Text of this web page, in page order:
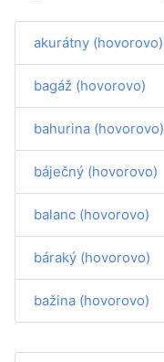
akurátny (hovorovo)
bagáž (hovorovo)
bahurina (hovorovo)
báječný (hovorovo)
balanc (hovorovo)
báraký (hovorovo)
bažina (hovorovo)